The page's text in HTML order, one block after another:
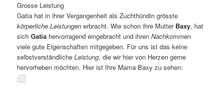
Grosse Leistung
Gatia hat in ihrer Vergangenheit als Zuchthündin grösste
körperliche Leistungen erbracht. Wie schon ihre Mutter Baxy, hat
sichGatia hervorragend eingebracht und ihrenNachkommen
viele gute Eigenschaften mitgegeben. Für uns ist das keine
selbstverständlicheLeistung, die wir hier von Herzen gerne
hervorheben möchten. Hier ist Ihre Mama Baxy zu sehen:
: